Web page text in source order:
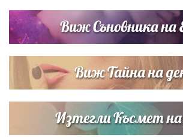
Виж Съновника на
Виж Тайна на
Изтегли Късмет на